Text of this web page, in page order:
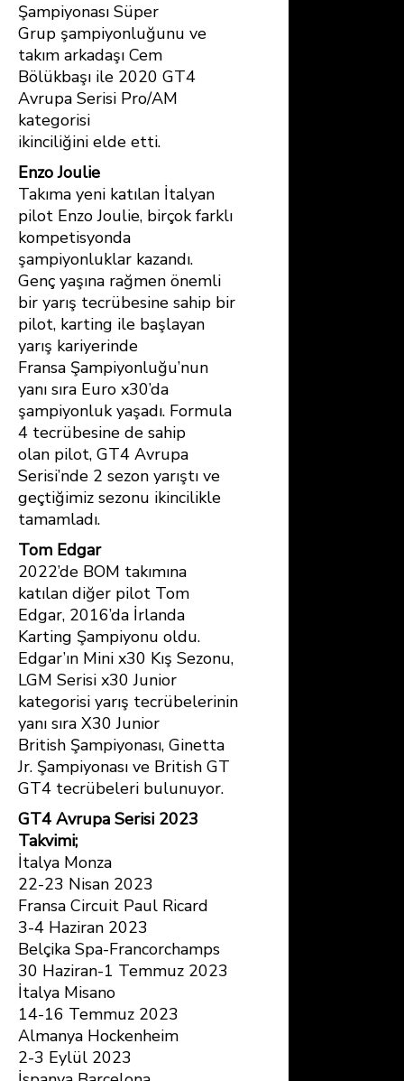
Şampiyonası Süper
Grup şampiyonluğunu ve
takım arkadaşı Cem
Bölükbaşı ile 2020 GT4
Avrupa Serisi Pro/AM
kategorisi
ikinciliğini elde etti.
Enzo Joulie
Takıma yeni katılan İtalyan
pilot Enzo Joulie, birçok farklı
kompetisyonda
şampiyonluklar kazandı.
Genç yaşına rağmen önemli
bir yarış tecrübesine sahip bir
pilot, karting ile başlayan
yarış kariyerinde
Fransa Şampiyonluğu’nun
yanı sıra Euro x30’da
şampiyonluk yaşadı. Formula
4 tecrübesine de sahip
olan pilot, GT4 Avrupa
Serisi’nde 2 sezon yarıştı ve
geçtiğimiz sezonu ikincilikle
tamamladı.
Tom Edgar
2022’de BOM takımına
katılan diğer pilot Tom
Edgar, 2016’da İrlanda
Karting Şampiyonu oldu.
Edgar’ın Mini x30 Kış Sezonu,
LGM Serisi x30 Junior
kategorisi yarış tecrübelerinin
yanı sıra X30 Junior
British Şampiyonası, Ginetta
Jr. Şampiyonası ve British GT
GT4 tecrübeleri bulunuyor.
GT4 Avrupa Serisi 2023
Takvimi;
İtalya Monza
22-23 Nisan 2023
Fransa Circuit Paul Ricard
3-4 Haziran 2023
Belçika Spa-Francorchamps
30 Haziran-1 Temmuz 2023
İtalya Misano
14-16 Temmuz 2023
Almanya Hockenheim
2-3 Eylül 2023